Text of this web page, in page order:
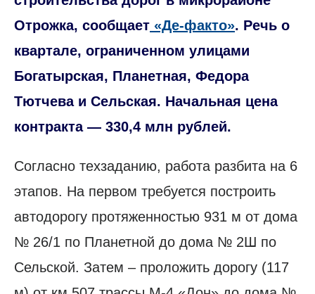
Отрожка, сообщает «Де-факто». Речь о
квартале, ограниченном улицами
Богатырская, Планетная, Федора
Тютчева и Сельская. Начальная цена
контракта — 330,4 млн рублей.
Согласно техзаданию, работа разбита на 6
этапов. На первом требуется построить
автодорогу протяженностью 931 м от дома
№ 26/1 по Планетной до дома № 2Ш по
Сельской. Затем – проложить дорогу (117